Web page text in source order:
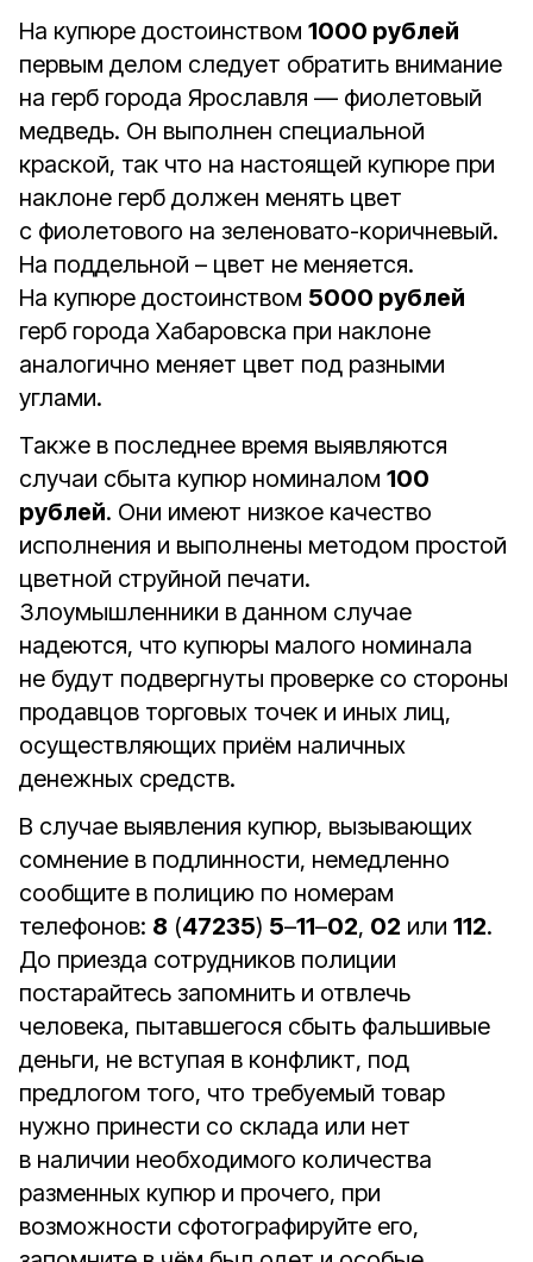
На купюре достоинством 1000 рублей
первым делом следует обратить внимание
на герб города Ярославля — фиолетовый
медведь. Он выполнен специальной
краской, так что на настоящей купюре при
наклоне герб должен менять цвет
с фиолетового на зеленовато-коричневый.
На поддельной – цвет не меняется.
На купюре достоинством 5000 рублей
герб города Хабаровска при наклоне
аналогично меняет цвет под разными
углами.
Также в последнее время выявляются
случаи сбыта купюр номиналом 100
рублей. Они имеют низкое качество
исполнения и выполнены методом простой
цветной струйной печати.
Злоумышленники в данном случае
надеются, что купюры малого номинала
не будут подвергнуты проверке со стороны
продавцов торговых точек и иных лиц,
осуществляющих приём наличных
денежных средств.
В случае выявления купюр, вызывающих
сомнение в подлинности, немедленно
сообщите в полицию по номерам
телефонов: 8 (47235) 5–11–02, 02 или 112.
До приезда сотрудников полиции
постарайтесь запомнить и отвлечь
человека, пытавшегося сбыть фальшивые
деньги, не вступая в конфликт, под
предлогом того, что требуемый товар
нужно принести со склада или нет
в наличии необходимого количества
разменных купюр и прочего, при
возможности сфотографируйте его,